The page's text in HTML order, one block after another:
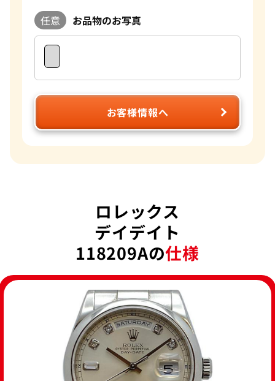
任意 お品物のお写真
お客様情報へ
ロレックス
デイデイト
118209Aの仕様